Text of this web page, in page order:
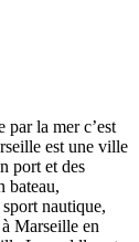
par la mer c’est
est une ville
port et des
bateau,
nautique,
Marseille en